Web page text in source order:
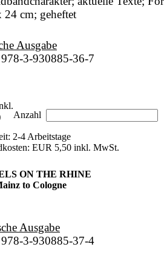
24 cm; geheftet
Ausgabe
3-930885-36-7
Anzahl
2-4 Arbeitstage
EUR 5,50 inkl. MwSt.
ON THE RHINE
to Cologne
Ausgabe
3-930885-37-4